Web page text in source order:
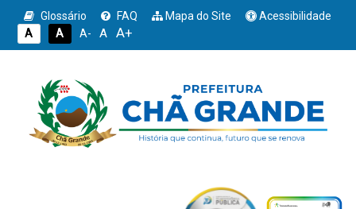
Glossário FAQ Mapa do Site
Acessibilidade
A
A A- A A+